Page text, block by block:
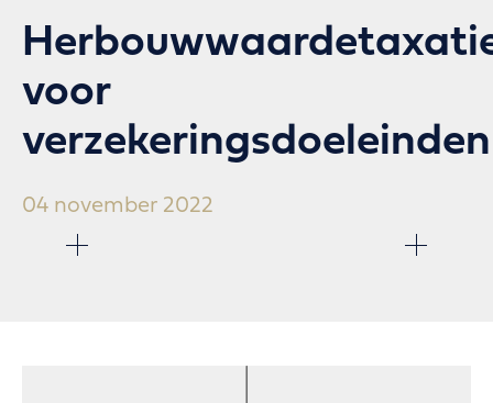
voor
verzekeringsdoeleinden
04 november 2022